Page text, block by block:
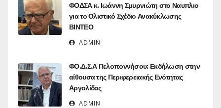
ΦΟΔΣΑ κ. Ιωάννη Σμυρνιώτη στο Ναυπλιο
για το Ολιστικό Σχέδιο Ανακύκλωσης
ΒΙΝΤΕΟ
ADMIN
ΦΟ.Δ.Σ.Α Πελοποννήσου: Eκδήλωση στην
αίθουσα της Περιφερειακής Ενότητας
Αργολίδας
ADMIN